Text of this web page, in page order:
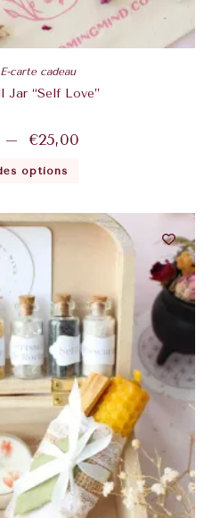
carte cadeau
Jar “Self Love”
– €25,00
options